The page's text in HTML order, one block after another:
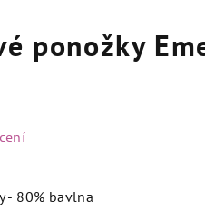
ponožky
- 80% bavlna